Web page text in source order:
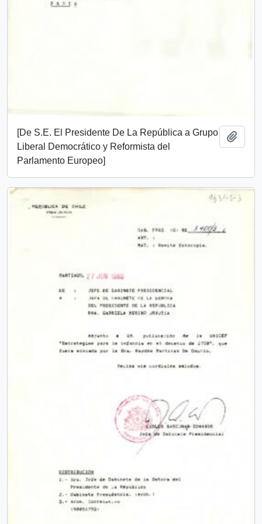
[De S.E. El Presidente De La República a Grupo
Liberal Democrático y Reformista del
Parlamento Europeo]